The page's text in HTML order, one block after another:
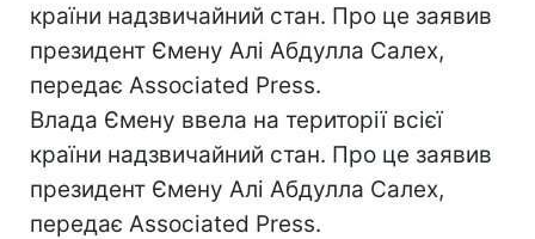
країни надзвичайний стан. Про це заявив
президент Ємену Алі Абдулла Салех,
передає Associated Press.
Влада Ємену ввела на території всієї
країни надзвичайний стан. Про це заявив
президент Ємену Алі Абдулла Салех,
передає Associated Press.